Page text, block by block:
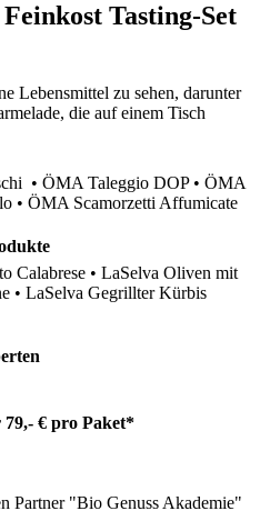
Tasting-Set
• ÖMA Taleggio DOP • ÖMA
• ÖMA Scamorzetti Affumicate
Calabrese • LaSelva Oliven mit
• LaSelva Gegrillter Kürbis
79,- € pro Paket*
Partner "Bio Genuss Akademie"